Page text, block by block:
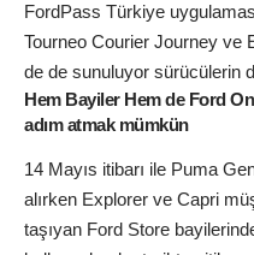
FordPass Türkiye
Tourneo Courier Journey ve
de de sunuluyor sürücülerin
Hem Bayiler Hem de Ford
adım atmak mümkün
14 Mayıs itibarı ile Puma
alırken Explorer ve Capri
taşıyan Ford Store